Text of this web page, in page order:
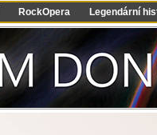
RockOpera Legendární